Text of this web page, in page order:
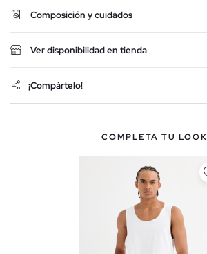
Composición y cuidados
Ver disponibilidad en tienda
¡Compártelo!
COMPLETA TU LOOK